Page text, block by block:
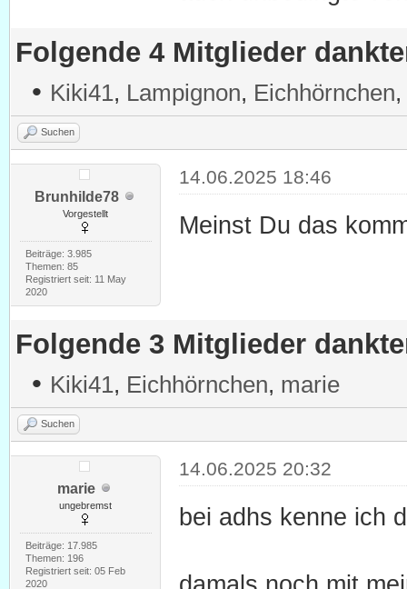
Folgende 4 Mitglieder
• Kiki41, Lampignon, Eichhörnchen,
Suchen
Brunhilde78
Vorgestellt
Beiträge: 3.985
Themen: 85
Registriert seit: 11 May
2020
14.06.2025 18:46
Meinst Du das
Folgende 3 Mitglieder
• Kiki41, Eichhörnchen, marie
Suchen
marie
ungebremst
Beiträge: 17.985
Themen: 196
Registriert seit: 05 Feb
2020
14.06.2025 20:32
bei adhs kenne ich